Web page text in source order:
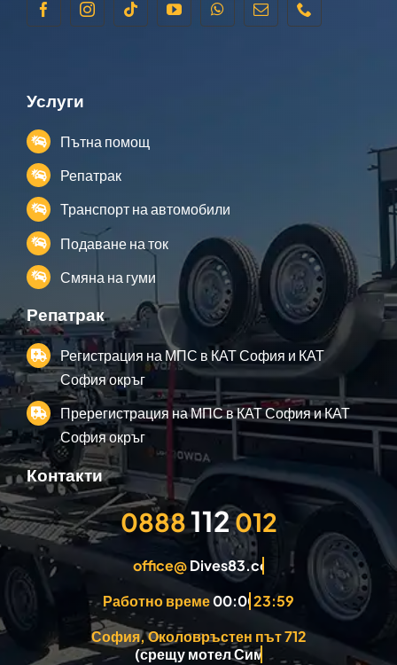
Услуги
Пътна помощ
Репатрак
Транспорт на автомобили
Подаване на ток
Смяна на гуми
Репатрак
Регистрация на МПС в КАТ София и КАТ
София окръг
Пререгистрация на МПС в КАТ София и КАТ
София окръг
Контакти
0888 012
office@
Работно време
23:59
София, Околовръстен път 712